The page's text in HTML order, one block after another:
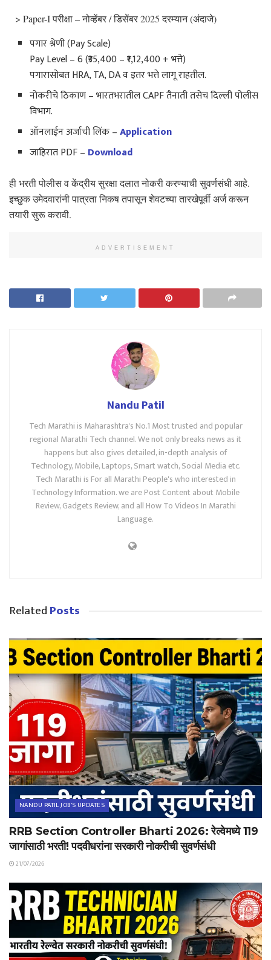
> Paper-I परीक्षा – नोव्हेंबर / डिसेंबर 2025 दरम्यान (अंदाजे)
पगार श्रेणी (Pay Scale)
Pay Level – 6 (₹35,400 – ₹1,12,400 + भत्ते)
पगारासोबत HRA, TA, DA व इतर भत्ते लागू राहतील.
नोकरीचे ठिकाण – भारतभरातील CAPF तैनाती तसेच दिल्ली पोलीस
विभाग.
ऑनलाईन अर्जाची लिंक –Application
जाहिरात PDF – Download
ही भरती पोलीस व केंद्रीय सुरक्षा दलात नोकरी करण्याची सुवर्णसंधी आहे.
इच्छुक उमेदवारांनी पात्रता निकष तपासून शेवटच्या तारखेपूर्वी अर्ज करून
तयारी सुरू करावी.
ADVERTISEMENT
Nandu Patil
Tech Marathi is Maharashtra's No.1 Most trusted and popular
regional Marathi Tech channel. We not only breaks news as it
happens but also gives detailed, in-depth analysis of
Technology, Mobile, Laptops, Smart watch, Social Media etc.
Tech Marathi is For all Marathi People's who interested in
Technology Information. we are Post Content about Mobile
Review, Gadgets Review, and all How To Videos In Marathi
Language.
RelatedPosts
NANDU PATIL JOB'S UPDATES
RRB Section Controller Bharti 2026: रेल्वेमध्ये 119
जागांसाठी भरती! पदवीधरांना सरकारी नोकरीची सुवर्णसंधी
21/07/2026